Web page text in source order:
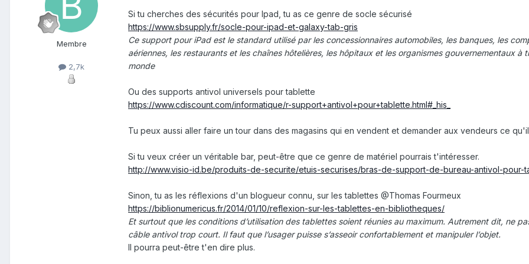
Membre
2,7k
Si tu cherches des sécurités pour Ipad, tu as ce genre de socle sécurisé
https://www.sbsupply.fr/socle-pour-ipad-et-galaxy-tab-gris
Ce support pour iPad est le standard utilisé par les concessionnaires automobiles, les banques, les
aériennes, les restaurants et les chaînes hôtelières, les hôpitaux et les organismes gouvernementaux à
monde
Ou des supports antivol universels pour tablette
https://www.cdiscount.com/informatique/r-support+antivol+pour+tablette.html#_his_
Tu peux aussi aller faire un tour dans des magasins qui en vendent et demander aux vendeurs ce
Si tu veux créer un véritable bar, peut-être que ce genre de matériel pourrais t'intéresser.
http://www.visio-id.be/produits-de-securite/etuis-securises/bras-de-support-de-bureau-antivol-pour-
Sinon, tu as les réflexions d'un blogueur connu, sur les tablettes @Thomas Fourmeux
https://biblionumericus.fr/2014/01/10/reflexion-sur-les-tablettes-en-bibliotheques/
Et surtout que les conditions d’utilisation des tablettes soient réunies au maximum. Autrement dit, ne
câble antivol trop court. Il faut que l’usager puisse s’asseoir confortablement et manipuler l’objet.
Il pourra peut-être t'en dire plus.